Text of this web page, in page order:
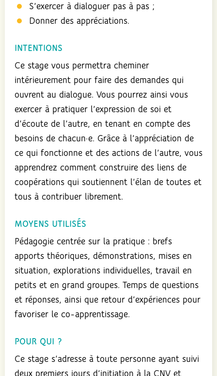
S’exercer à dialoguer pas à pas ;
Donner des appréciations.
INTENTIONS
Ce stage vous permettra cheminer
intérieurement pour faire des demandes qui
ouvrent au dialogue. Vous pourrez ainsi vous
exercer à pratiquer l’expression de soi et
d’écoute de l’autre, en tenant en compte des
besoins de chacun·e. Grâce à l’appréciation de
ce qui fonctionne et des actions de l’autre, vous
apprendrez comment construire des liens de
coopérations qui soutiennent l’élan de toutes et
tous à contribuer librement.
MOYENS UTILISÉS
Pédagogie centrée sur la pratique : brefs
apports théoriques, démonstrations, mises en
situation, explorations individuelles, travail en
petits et en grand groupes. Temps de questions
et réponses, ainsi que retour d’expériences pour
favoriser le co-apprentissage.
POUR QUI ?
Ce stage s’adresse à toute personne ayant suivi
deux premiers jours d’initiation à la CNV et